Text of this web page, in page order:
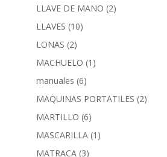
LLAVE DE MANO (2)
LLAVES (10)
LONAS (2)
MACHUELO (1)
manuales (6)
MAQUINAS PORTATILES (2)
MARTILLO (6)
MASCARILLA (1)
MATRACA (3)